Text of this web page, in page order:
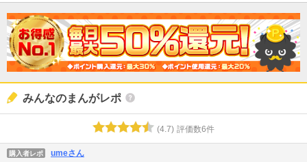
みんなのまんがレポ
(4.7) 評価数6件
購入者レポ umeさん